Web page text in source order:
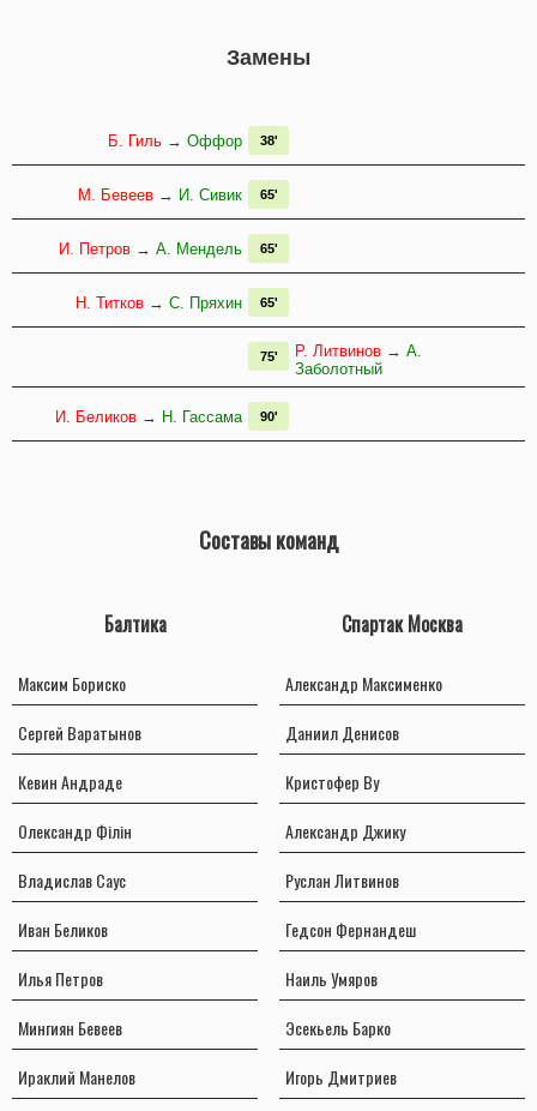
Замены
Б. Гиль → Оффор 38'
М. Бевеев → И. Сивик 65'
И. Петров → А. Мендель 65'
Н. Титков → С. Пряхин 65'
Р. Литвинов → А.
Заболотный
75'
И. Беликов → Н. Гассама 90'
Составы команд
Балтика
Максим Бориско
Сергей Варатынов
Кевин Андраде
Олександр Філін
Владислав Саус
Иван Беликов
Илья Петров
Мингиян Бевеев
Ираклий Манелов
Спартак Москва
Александр Максименко
Даниил Денисов
Кристофер Ву
Александр Джику
Руслан Литвинов
Гедсон Фернандеш
Наиль Умяров
Эсекьель Барко
Игорь Дмитриев